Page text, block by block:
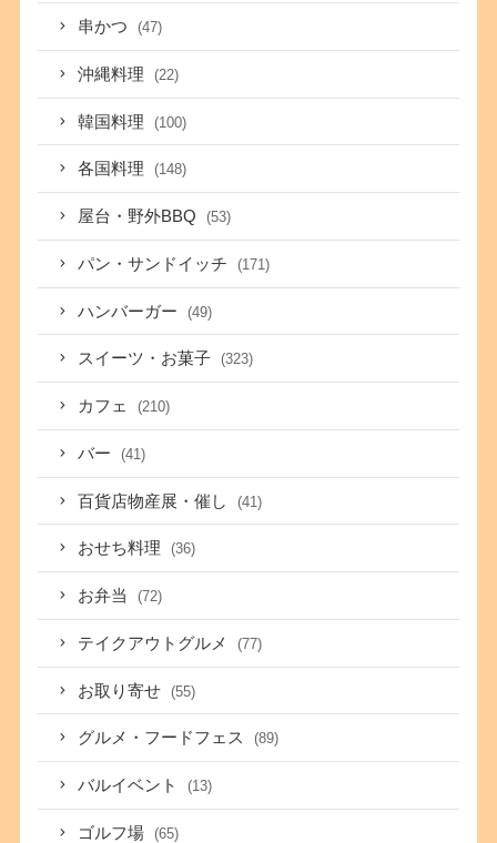
串かつ (47)
沖縄料理 (22)
韓国料理 (100)
各国料理 (148)
屋台・野外BBQ (53)
パン・サンドイッチ (171)
ハンバーガー (49)
スイーツ・お菓子 (323)
カフェ (210)
バー (41)
百貨店物産展・催し (41)
おせち料理 (36)
お弁当 (72)
テイクアウトグルメ (77)
お取り寄せ (55)
グルメ・フードフェス (89)
バルイベント (13)
ゴルフ場 (65)